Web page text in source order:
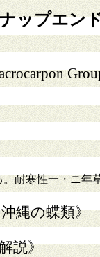
ップエン
。 耐寒性一・ニ年
縄の蝶類》
説》